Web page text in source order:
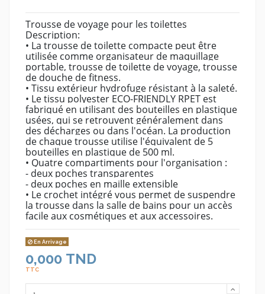
Trousse de voyage pour les toilettes
Description:
• La trousse de toilette compacte peut être
utilisée comme organisateur de maquillage
portable, trousse de toilette de voyage, trousse
de douche de fitness.
• Tissu extérieur hydrofuge résistant à la saleté.
• Le tissu polyester ECO-FRIENDLY RPET est
fabriqué en utilisant des bouteilles en plastique
usées, qui se retrouvent généralement dans
des décharges ou dans l'océan. La production
de chaque trousse utilise l'équivalent de 5
bouteilles en plastique de 500 ml.
• Quatre compartiments pour l'organisation :
- deux poches transparentes
- deux poches en maille extensible
• Le crochet intégré vous permet de suspendre
la trousse dans la salle de bains pour un accès
facile aux cosmétiques et aux accessoires.
En Arrivage
0,000 TND
TTC